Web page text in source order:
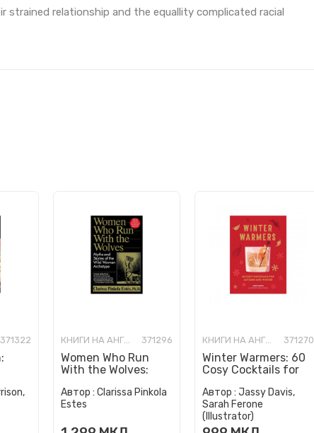
relationship and the equallity complicated racial
371322 КНИГИ НА АНГЛИСКИ ЈАЗИК 371296
Women Who Run
With the Wolves:
the Wild Woman
Archetype
Автор : Clarissa Pinkola
Estes
КНИГИ НА АНГЛИСКИ ЈАЗИК 371270
Winter Warmers: 60
Cosy Cocktails for
Автор : Jassy Davis,
Sarah Ferone
(Illustrator)